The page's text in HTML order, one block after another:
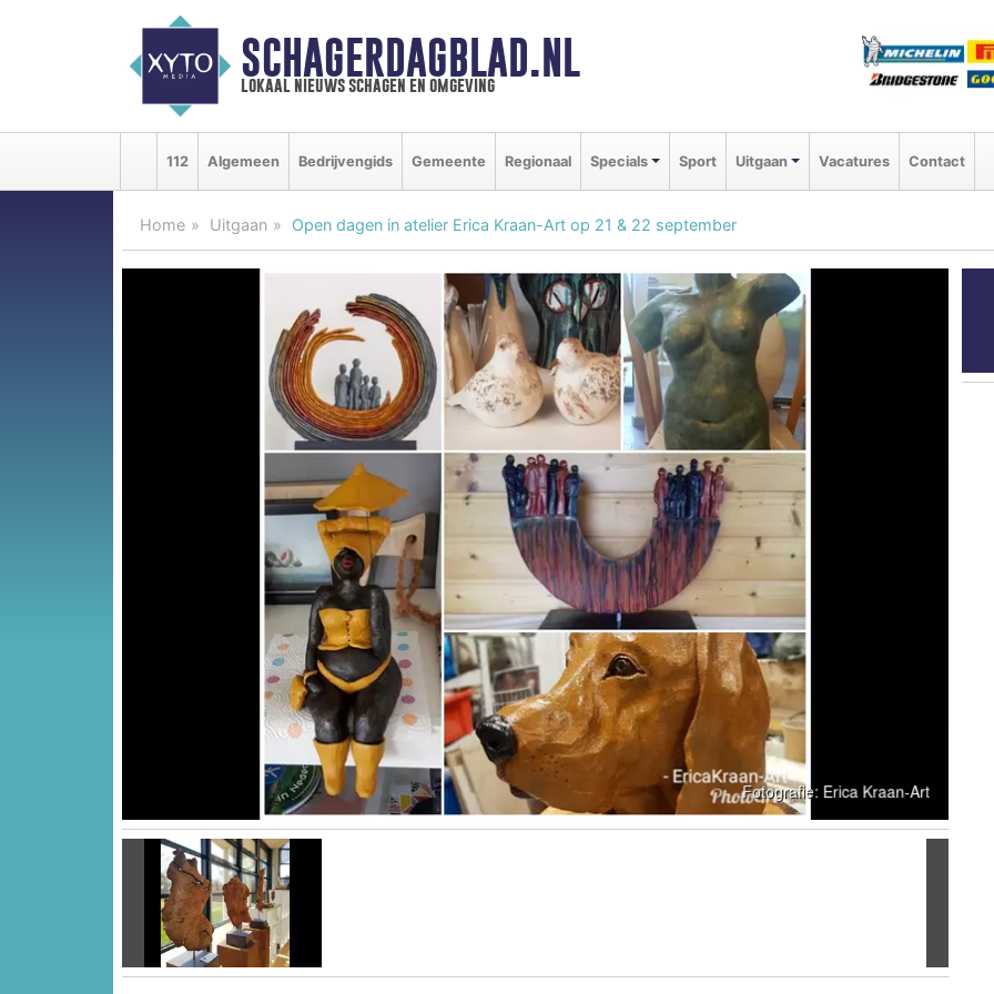
SCHAGERDAGBLAD.NL
lokaal nieuws schagen en omgeving
112 Algemeen Bedrijvengids Gemeente Regionaal Specials Sport Uitgaan Vacatures Contact
Home Uitgaan Open dagen in atelier Erica Kraan-Art op 21 & 22 september
Vorige